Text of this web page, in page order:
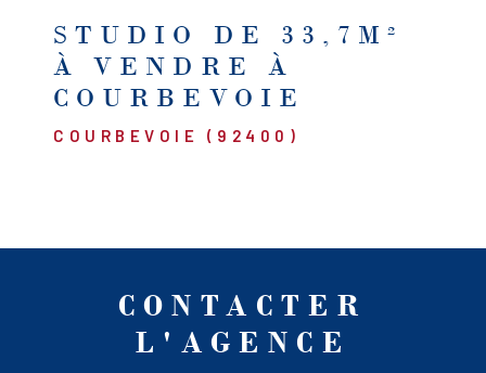
STUDIO DE 33,7M²
À VENDRE À
COURBEVOIE
COURBEVOIE (92400)
CONTACTER
L'AGENCE